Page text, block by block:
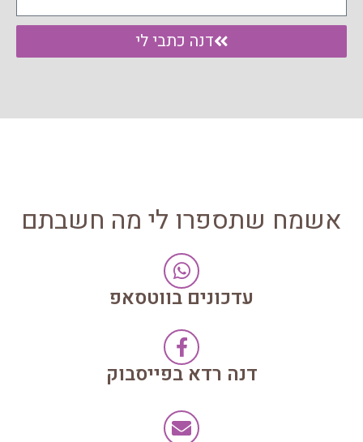
דנה כתבי לי
אשמח שתספרו לי מה חשבתם
עדכונים בווטסאפ
דנה רדא בפייסבוק